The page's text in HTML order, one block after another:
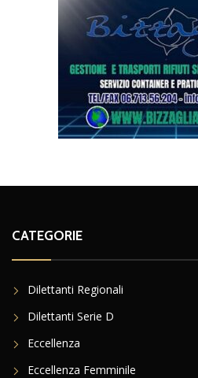
CATEGORIE
Dilettanti Regionali
Dilettanti Serie D
Eccellenza
Eccellenza Femminile